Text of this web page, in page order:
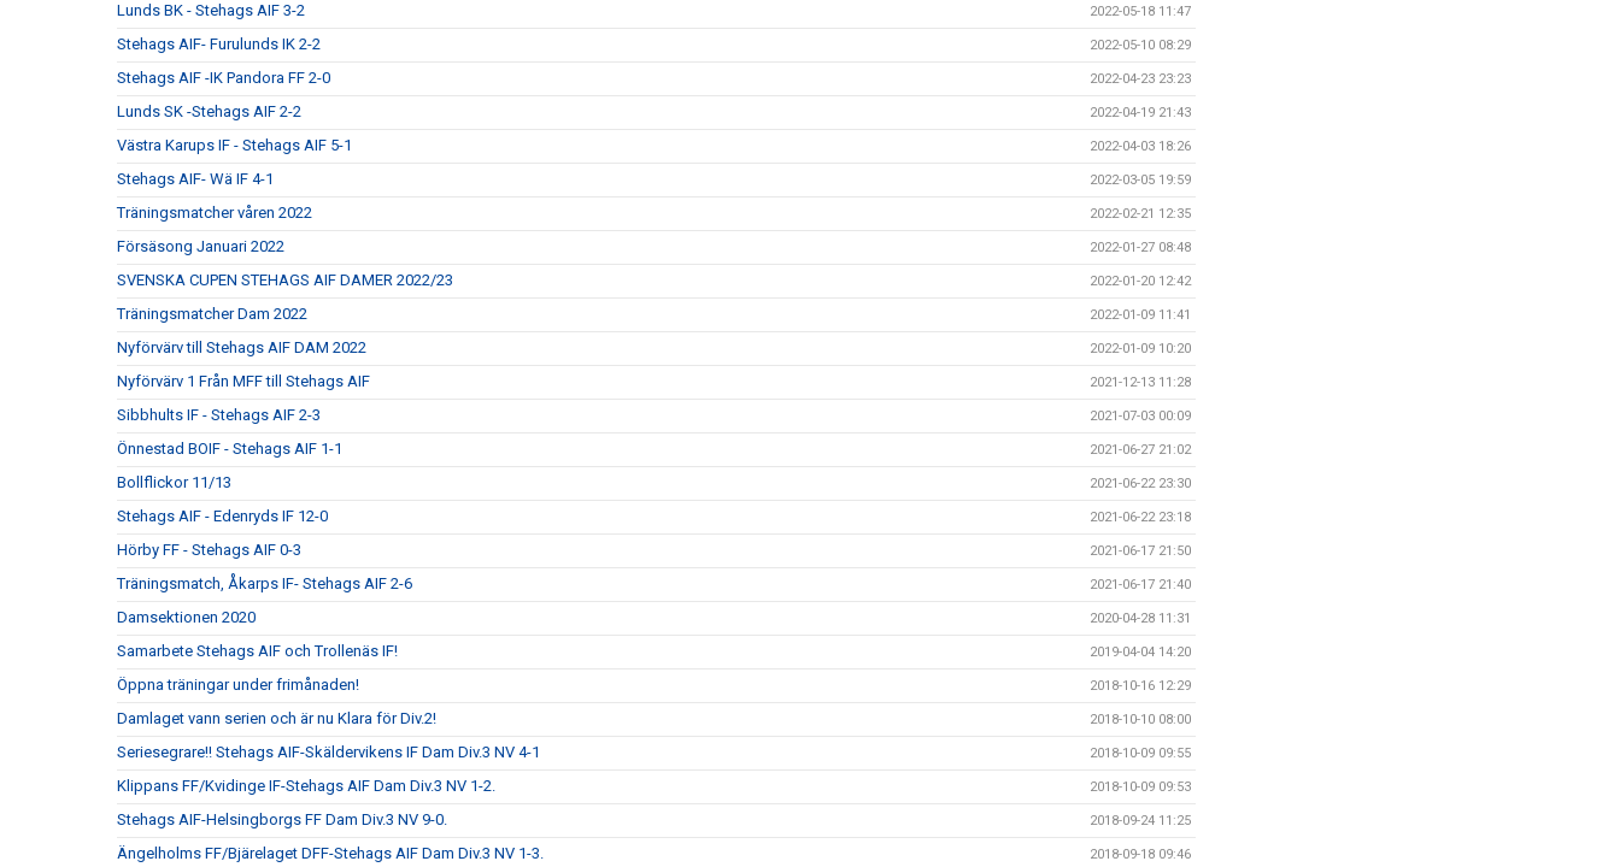
Lunds BK - Stehags AIF 3-2 2022-05-18 11:47
Stehags AIF- Furulunds IK 2-2 2022-05-10 08:29
Stehags AIF -IK Pandora FF 2-0 2022-04-23 23:23
Lunds SK -Stehags AIF 2-2 2022-04-19 21:43
Västra Karups IF - Stehags AIF 5-1 2022-04-03 18:26
Stehags AIF- Wä IF 4-1 2022-03-05 19:59
Träningsmatcher våren 2022 2022-02-21 12:35
Försäsong Januari 2022 2022-01-27 08:48
SVENSKA CUPEN STEHAGS AIF DAMER 2022/23 2022-01-20 12:42
Träningsmatcher Dam 2022 2022-01-09 11:41
Nyförvärv till Stehags AIF DAM 2022 2022-01-09 10:20
Nyförvärv 1 Från MFF till Stehags AIF 2021-12-13 11:28
Sibbhults IF - Stehags AIF 2-3 2021-07-03 00:09
Önnestad BOIF - Stehags AIF 1-1 2021-06-27 21:02
Bollflickor 11/13 2021-06-22 23:30
Stehags AIF - Edenryds IF 12-0 2021-06-22 23:18
Hörby FF - Stehags AIF 0-3 2021-06-17 21:50
Träningsmatch, Åkarps IF- Stehags AIF 2-6 2021-06-17 21:40
Damsektionen 2020 2020-04-28 11:31
Samarbete Stehags AIF och Trollenäs IF! 2019-04-04 14:20
Öppna träningar under frimånaden! 2018-10-16 12:29
Damlaget vann serien och är nu Klara för Div.2! 2018-10-10 08:00
Seriesegrare!! Stehags AIF-Skäldervikens IF Dam Div.3 NV 4-1 2018-10-09 09:55
Klippans FF/Kvidinge IF-Stehags AIF Dam Div.3 NV 1-2. 2018-10-09 09:53
Stehags AIF-Helsingborgs FF Dam Div.3 NV 9-0. 2018-09-24 11:25
Ängelholms FF/Bjärelaget DFF-Stehags AIF Dam Div.3 NV 1-3. 2018-09-18 09:46